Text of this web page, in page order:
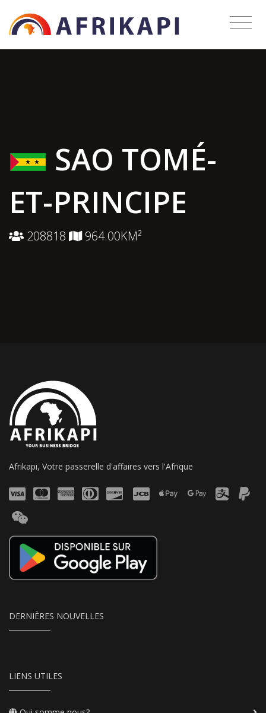
SAO TOMÉ-
ET-PRINCIPE
208818 964.00KM²
Afrikapi, Votre passerelle d'affaires vers l'Afrique
DERNIÈRES NOUVELLES
LIENS UTILES